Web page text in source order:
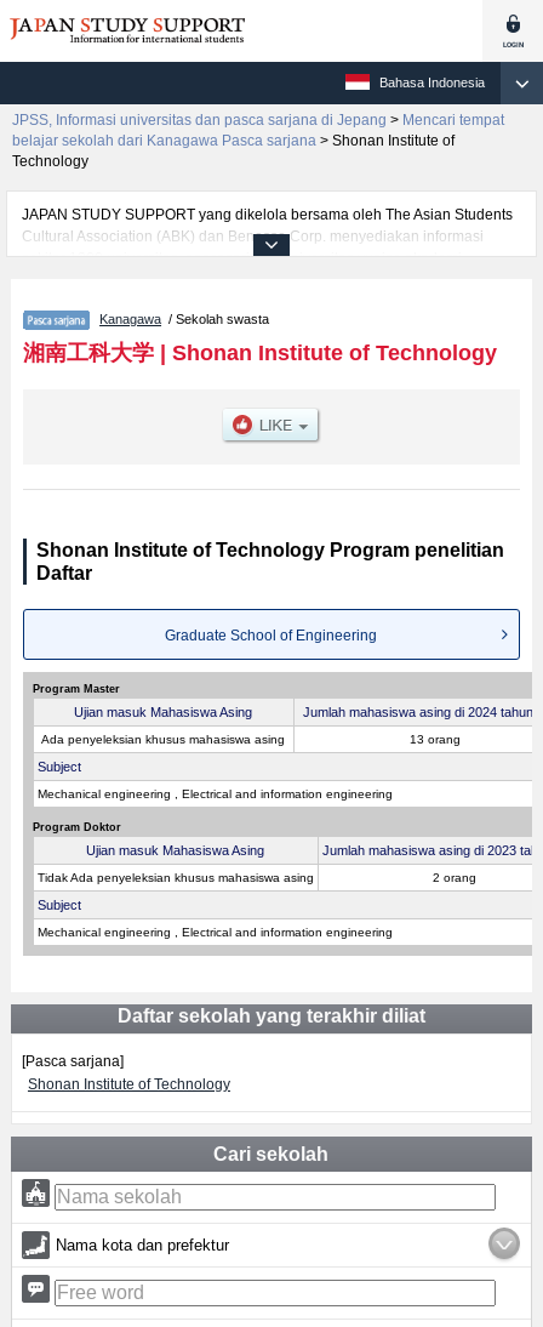
Bahasa Indonesia
JPSS, Informasi universitas dan pasca sarjana di Jepang > Mencari tempat
belajar sekolah dari Kanagawa Pasca sarjana > Shonan Institute of
Technology
JAPAN STUDY SUPPORT yang dikelola bersama oleh The Asian Students
Cultural Association (ABK) dan Benesse Corp. menyediakan informasi
sekitar 1300 universitas, pascasarjana, universitas yunior, akademi
mencakup informasi per jurusan riset seperti %% research %%, serta
berbagai informasi yang berguna bagi mahasiswa(i) mancanegara seperti
kuota untuk jumlah pendaftar dan jumlah kelulusan ujian masuk
kampus, akses jalan, dan lainnya. Silakan memanfaatkannya.
Kanagawa / Sekolah swasta
湘南工科大学| Shonan Institute of Technology
Shonan Institute of Technology Program penelitian
Daftar
Graduate School of Engineering
Program Master
Ujian masuk Mahasiswa Asing Jumlah mahasiswa asing di 2024 tahun
Ada penyeleksian khusus mahasiswa asing 13 orang
Subject
Mechanical engineering , Electrical and information engineering
Program Doktor
Ujian masuk Mahasiswa Asing Jumlah mahasiswa asing di 2023
Tidak Ada penyeleksian khusus mahasiswa asing 2 orang
Subject
Mechanical engineering , Electrical and information engineering
Daftar sekolah yang terakhir diliat
[Pasca sarjana]
Shonan Institute of Technology
Cari sekolah
Nama kota dan prefektur